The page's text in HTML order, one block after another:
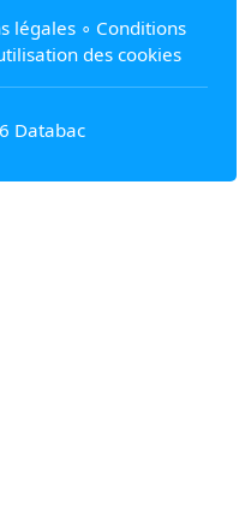
légales ∘ Conditions
des cookies
Databac